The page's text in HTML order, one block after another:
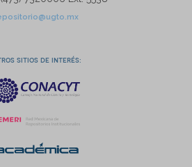
sitios de interés: